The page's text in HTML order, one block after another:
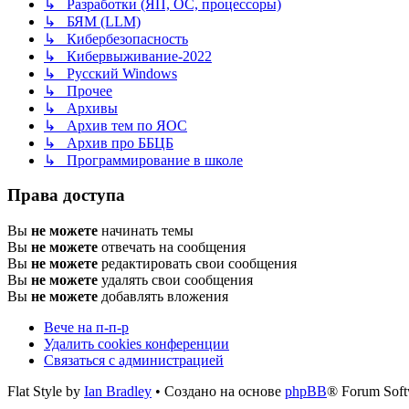
↳ Разработки (ЯП, ОС, процессоры)
↳ БЯМ (LLM)
↳ Кибербезопасность
↳ Кибервыживание-2022
↳ Русский Windows
↳ Прочее
↳ Архивы
↳ Архив тем по ЯОС
↳ Архив про ББЦБ
↳ Программирование в школе
Права доступа
Вы не можете начинать темы
Вы не можете отвечать на сообщения
Вы не можете редактировать свои сообщения
Вы не можете удалять свои сообщения
Вы не можете добавлять вложения
Вече на п-п-р
Удалить cookies конференции
Связаться с администрацией
Flat Style by Ian Bradley • Создано на основе phpBB® Forum